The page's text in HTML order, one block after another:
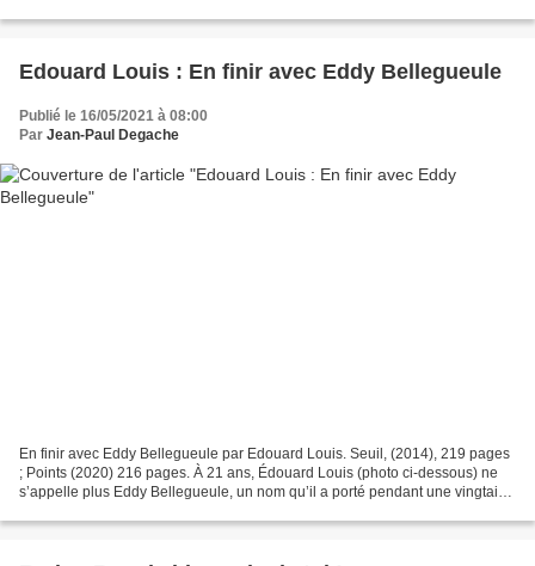
Edouard Louis : En finir avec Eddy Bellegueule
Publié le 16/05/2021 à 08:00
Par Jean-Paul Degache
En finir avec Eddy Bellegueule par Edouard Louis. Seuil, (2014), 219 pages
; Points (2020) 216 pages. À 21 ans, Édouard Louis (photo ci-dessous) ne
s’appelle plus Eddy Bellegueule, un nom qu’il a porté pendant une vingtaine